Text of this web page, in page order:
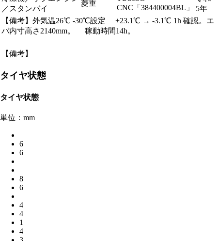
／スタンバイ
菱重
CNC「384400004BL」
5年
【備考】外気温26℃ -30℃設定 +23.1℃ → -3.1℃ 1h 確認。エ
バ内寸高さ2140mm。 稼動時間14h。
【備考】
タイヤ状態
タイヤ状態
単位：mm
6
6
8
6
4
4
1
4